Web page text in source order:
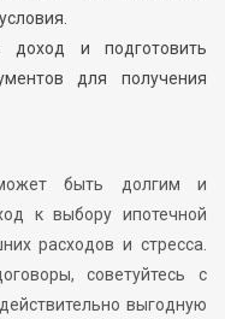
доход и подготовить
для получения
быть долгим и
к выбору ипотечной
расходов и стресса.
советуйтесь с
выгодную